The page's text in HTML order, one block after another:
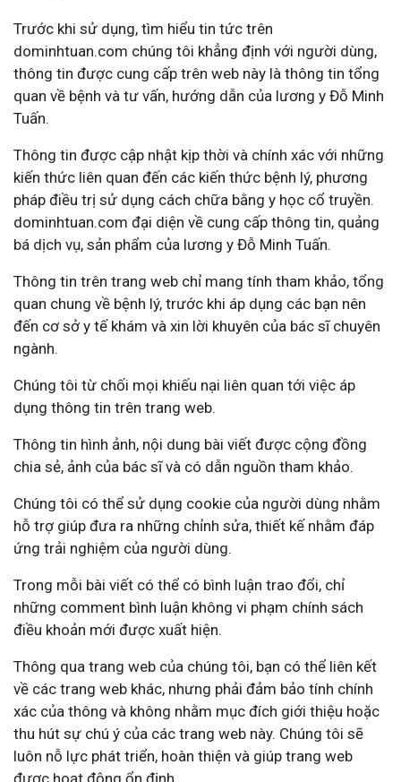
Trước khi sử dụng, tìm hiểu tin tức trên
dominhtuan.com chúng tôi khẳng định với người dùng,
thông tin được cung cấp trên web này là thông tin tổng
quan về bệnh và tư vấn, hướng dẫn của lương y Đỗ Minh
Tuấn.
Thông tin được cập nhật kịp thời và chính xác với những
kiến thức liên quan đến các kiến thức bệnh lý, phương
pháp điều trị sử dụng cách chữa bằng y học cổ truyền.
dominhtuan.com đại diện về cung cấp thông tin, quảng
bá dịch vụ, sản phẩm của lương y Đỗ Minh Tuấn.
Thông tin trên trang web chỉ mang tính tham khảo, tổng
quan chung về bệnh lý, trước khi áp dụng các bạn nên
đến cơ sở y tế khám và xin lời khuyên của bác sĩ chuyên
ngành.
Chúng tôi từ chối mọi khiếu nại liên quan tới việc áp
dụng thông tin trên trang web.
Thông tin hình ảnh, nội dung bài viết được cộng đồng
chia sẻ, ảnh của bác sĩ và có dẫn nguồn tham khảo.
Chúng tôi có thể sử dụng cookie của người dùng nhằm
hỗ trợ giúp đưa ra những chỉnh sửa, thiết kế nhằm đáp
ứng trải nghiệm của người dùng.
Trong mỗi bài viết có thể có bình luận trao đổi, chỉ
những comment bình luận không vi phạm chính sách
điều khoản mới được xuất hiện.
Thông qua trang web của chúng tôi, bạn có thể liên kết
về các trang web khác, nhưng phải đảm bảo tính chính
xác của thông và không nhằm mục đích giới thiệu hoặc
thu hút sự chú ý của các trang web này. Chúng tôi sẽ
luôn nỗ lực phát triển, hoàn thiện và giúp trang web
được hoạt động ổn định.